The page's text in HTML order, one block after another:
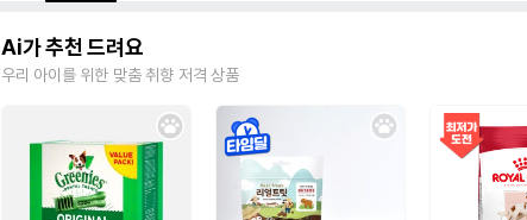
Ai가 추천 드려요
우리 아이를 위한 맞춤 취향 저격 상품